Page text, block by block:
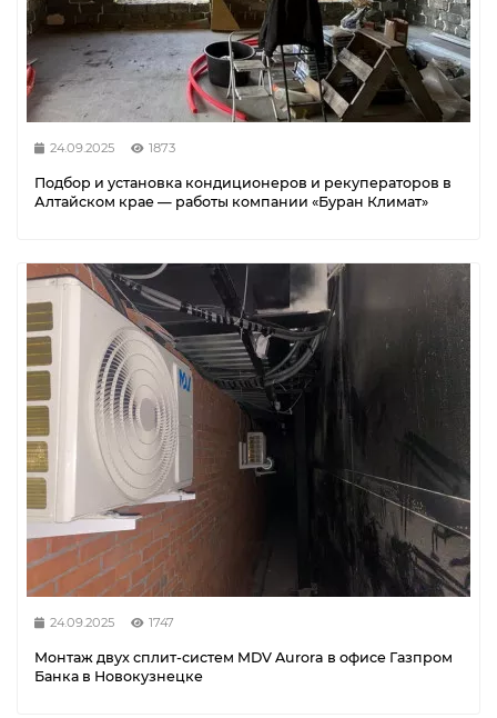
24.09.2025 1873
Подбор и установка кондиционеров и рекуператоров в
Алтайском крае — работы компании «Буран Климат»
24.09.2025 1747
Монтаж двух сплит-систем MDV Aurora в офисе Газпром
Банка в Новокузнецке